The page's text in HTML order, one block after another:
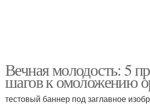
Вечная молодость: 5
шагов к омоложению
тестовый баннер под заглавное